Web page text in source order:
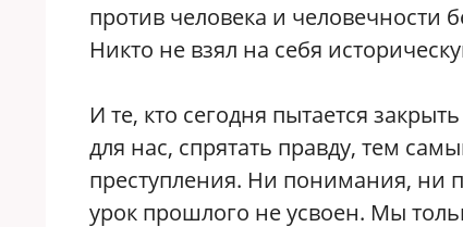
против человека и человечности
Никто не взял на себя
И те, кто сегодня пытается
для нас, спрятать правду, тем
преступления. Ни понимания, ни
урок прошлого не усвоен. Мы